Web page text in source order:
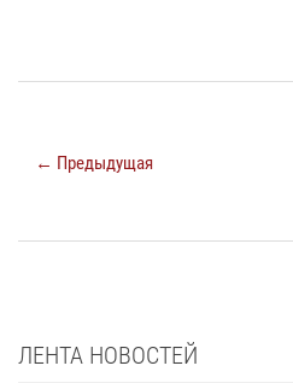
← Предыдущая
ЛЕНТА НОВОСТЕЙ